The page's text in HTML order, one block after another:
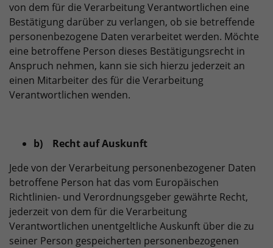
von dem für die Verarbeitung Verantwortlichen eine
Bestätigung darüber zu verlangen, ob sie betreffende
personenbezogene Daten verarbeitet werden. Möchte
eine betroffene Person dieses Bestätigungsrecht in
Anspruch nehmen, kann sie sich hierzu jederzeit an
einen Mitarbeiter des für die Verarbeitung
Verantwortlichen wenden.
b) Recht auf Auskunft
Jede von der Verarbeitung personenbezogener Daten
betroffene Person hat das vom Europäischen
Richtlinien- und Verordnungsgeber gewährte Recht,
jederzeit von dem für die Verarbeitung
Verantwortlichen unentgeltliche Auskunft über die zu
seiner Person gespeicherten personenbezogenen